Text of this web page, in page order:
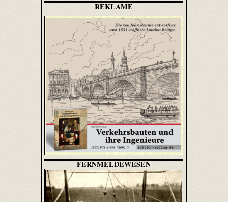
REKLAME
FERNMELDEWESEN